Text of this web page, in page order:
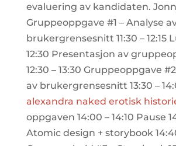
evaluering av kandidaten. Jonny
Gruppeoppgave #1 – Analyse
brukergrensesnitt 11:30 – 12:15
12:30 Presentasjon av
12:30 – 13:30 Gruppeoppgave
av brukergrensesnitt 13:30 –
alexandra naked erotisk
oppgaven 14:00 – 14:10 Pause
Atomic design + storybook